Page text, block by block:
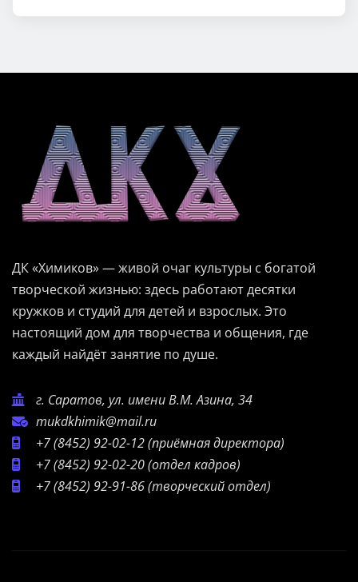
ДК «Химиков» — живой очаг культуры с богатой
творческой жизнью: здесь работают десятки
кружков и студий для детей и взрослых. Это
настоящий дом для творчества и общения, где
каждый найдёт занятие по душе.
г. Саратов, ул. имени В.М. Азина, 34
mukdkhimik@mail.ru
+7 (8452) 92-02-12(приёмная директора)
+7 (8452) 92-02-20(отдел кадров)
+7 (8452) 92-91-86(творческий отдел)